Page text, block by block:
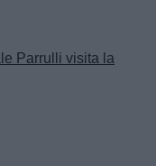
Parrulli visita la